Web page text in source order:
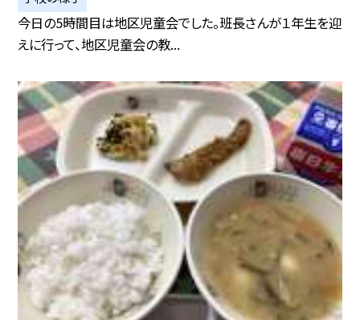
今日の5時間目は地区児童会でした。班長さんが１年生を迎
えに行って、地区児童会の教...